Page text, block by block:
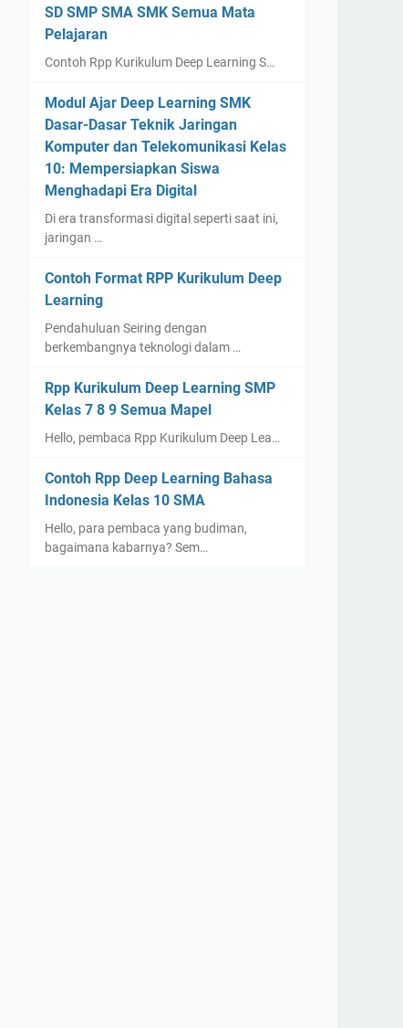
SD SMP SMA SMK Semua Mata
Pelajaran
Contoh Rpp Kurikulum Deep Learning S…
Modul Ajar Deep Learning SMK
Dasar-Dasar Teknik Jaringan
Komputer dan Telekomunikasi Kelas
10: Mempersiapkan Siswa
Menghadapi Era Digital
Di era transformasi digital seperti saat ini,
jaringan …
Contoh Format RPP Kurikulum Deep
Learning
Pendahuluan Seiring dengan
berkembangnya teknologi dalam …
Rpp Kurikulum Deep Learning SMP
Kelas 7 8 9 Semua Mapel
Hello, pembaca Rpp Kurikulum Deep Lea…
Contoh Rpp Deep Learning Bahasa
Indonesia Kelas 10 SMA
Hello, para pembaca yang budiman,
bagaimana kabarnya? Sem…